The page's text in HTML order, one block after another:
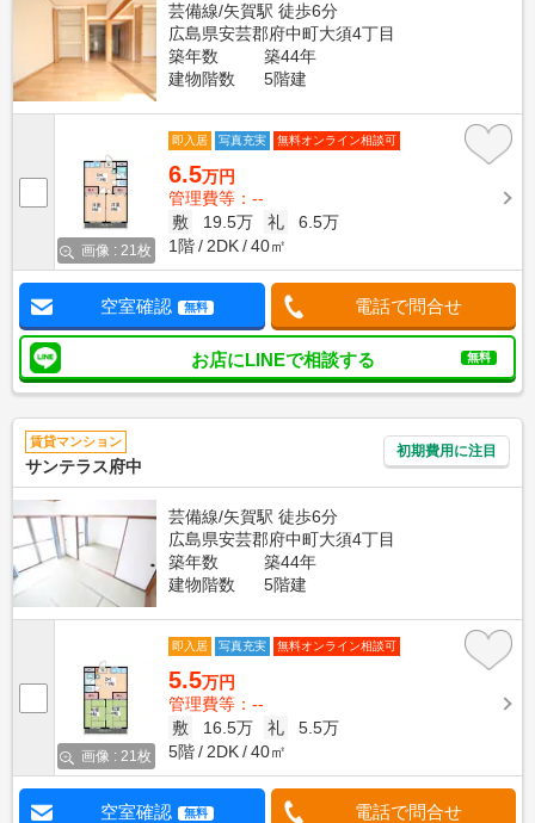
芸備線/矢賀駅 徒歩6分
広島県安芸郡府中町大須4丁目
築年数
築44年
建物階数
5階建
画像 : 21枚
即入居 写真充実 無料オンライン相談可
6.5万円
管理費等：--
敷
19.5万 礼
6.5万
1階
2DK 40㎡
空室確認 無料 電話で問合せ
お店にLINEで相談する 無料
賃貸マンション
サンテラス府中
初期費用に注目
芸備線/矢賀駅 徒歩6分
広島県安芸郡府中町大須4丁目
築年数
築44年
建物階数
5階建
画像 : 21枚
即入居 写真充実 無料オンライン相談可
5.5万円
管理費等：--
敷
16.5万 礼
5.5万
5階
2DK 40㎡
空室確認 無料 電話で問合せ